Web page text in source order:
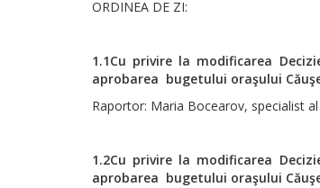
ORDINEA DE ZI:
1.1Cu privire la modificarea
aprobarea bugetului oraşului
Raportor: Maria Bocearov, specialist
1.2Cu privire la modificarea
aprobarea bugetului oraşului